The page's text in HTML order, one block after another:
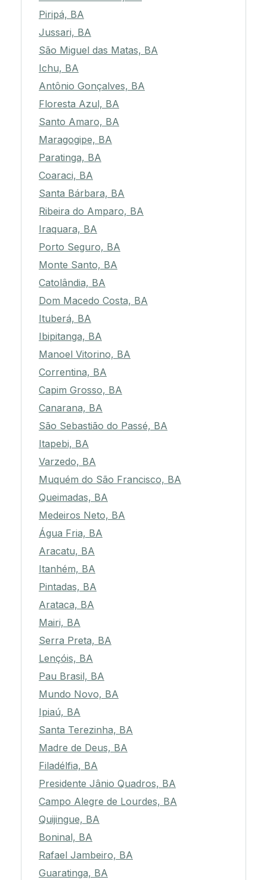
Piripá, BA
Jussari, BA
São Miguel das Matas, BA
Ichu, BA
Antônio Gonçalves, BA
Floresta Azul, BA
Santo Amaro, BA
Maragogipe, BA
Paratinga, BA
Coaraci, BA
Santa Bárbara, BA
Ribeira do Amparo, BA
Iraquara, BA
Porto Seguro, BA
Monte Santo, BA
Catolândia, BA
Dom Macedo Costa, BA
Ituberá, BA
Ibipitanga, BA
Manoel Vitorino, BA
Correntina, BA
Capim Grosso, BA
Canarana, BA
São Sebastião do Passé, BA
Itapebi, BA
Varzedo, BA
Muquém do São Francisco, BA
Queimadas, BA
Medeiros Neto, BA
Água Fria, BA
Aracatu, BA
Itanhém, BA
Pintadas, BA
Arataca, BA
Mairi, BA
Serra Preta, BA
Lençóis, BA
Pau Brasil, BA
Mundo Novo, BA
Ipiaú, BA
Santa Terezinha, BA
Madre de Deus, BA
Filadélfia, BA
Presidente Jânio Quadros, BA
Campo Alegre de Lourdes, BA
Quijingue, BA
Boninal, BA
Rafael Jambeiro, BA
Guaratinga, BA